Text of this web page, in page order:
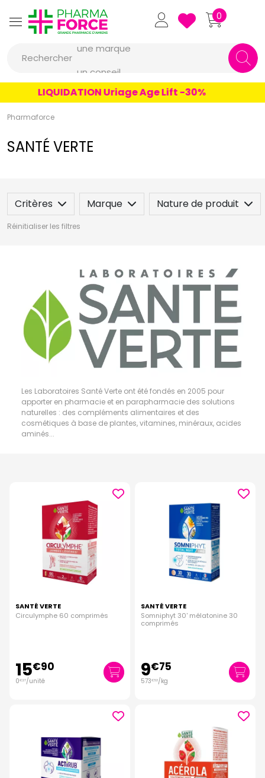
Pharmaforce Grande Pharmacie
0
Rechercher
une marque
un conseil
un produit
une marque
LIQUIDATION Uriage Age Lift -30%
Pharmaforce
SANTÉ VERTE
Critères Marque Nature de produit
Réinitialiser les filtres
Les Laboratoires Santé Verte ont été fondés en 2005 pour
apporter en pharmacie et en parapharmacie des solutions
naturelles : des compléments alimentaires et des
cosmétiques à base de plantes, vitamines, minéraux, acides
aminés...
SANTÉ VERTE
Circulymphe 60 comprimés
15€90
0€27/unité
SANTÉ VERTE
Somniphyt 30' mélatonine 30
comprimés
9€75
573€53/kg